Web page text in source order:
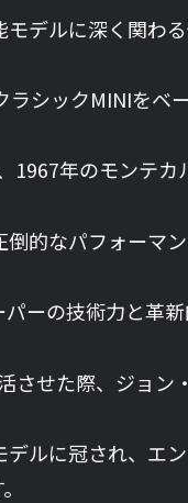
デルに深く関わ
シックMINIをベ
年のモンテカ
的なパフォーマ
ーの技術力と革新
させた際、ジョ
ルに冠され、エ